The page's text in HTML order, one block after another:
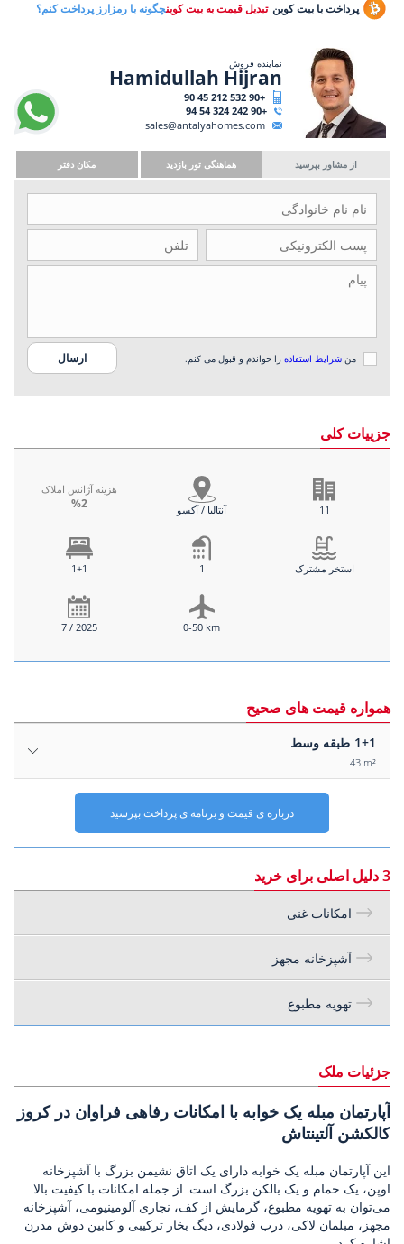
پرداخت با بیت کوین تبدیل قیمت به بیت کوینچگونه با رمزارز پرداخت کنم؟
نماینده فروش
Hamidullah Hijran
+90 532 212 45 90
+90 242 324 54 94
sales@antalyahomes.com
از مشاور بپرسید هماهنگی تور بازدید مکان دفتر
من شرایط استفاده را خواندم و قبول می کنم.
جزییات کلی
هزینه آژانس املاک
%2 آنتالیا / آکسو 11
1+1 1 استخر مشترک
7 / 2025 0-50 km
همواره قیمت های صحیح
1+1 طبقه وسط
43 m²
درباره ی قیمت و برنامه ی پرداخت بپرسید
3 دلیل اصلی برای خرید
امکانات غنی
آشپزخانه مجهز
تهویه مطبوع
جزئیات ملک
آپارتمان مبله یک خوابه با امکانات رفاهی فراوان در کروز
کالکشن آلتینتاش
این آپارتمان مبله یک خوابه دارای یک اتاق نشیمن بزرگ با آشپزخانه
اوپن، یک حمام و یک بالکن بزرگ است. از جمله امکانات با کیفیت بالا
می‌توان به تهویه مطبوع، گرمایش از کف، نجاری آلومینیومی، آشپزخانه
مجهز، مبلمان لاکی، درب فولادی، دیگ بخار ترکیبی و کابین دوش مدرن